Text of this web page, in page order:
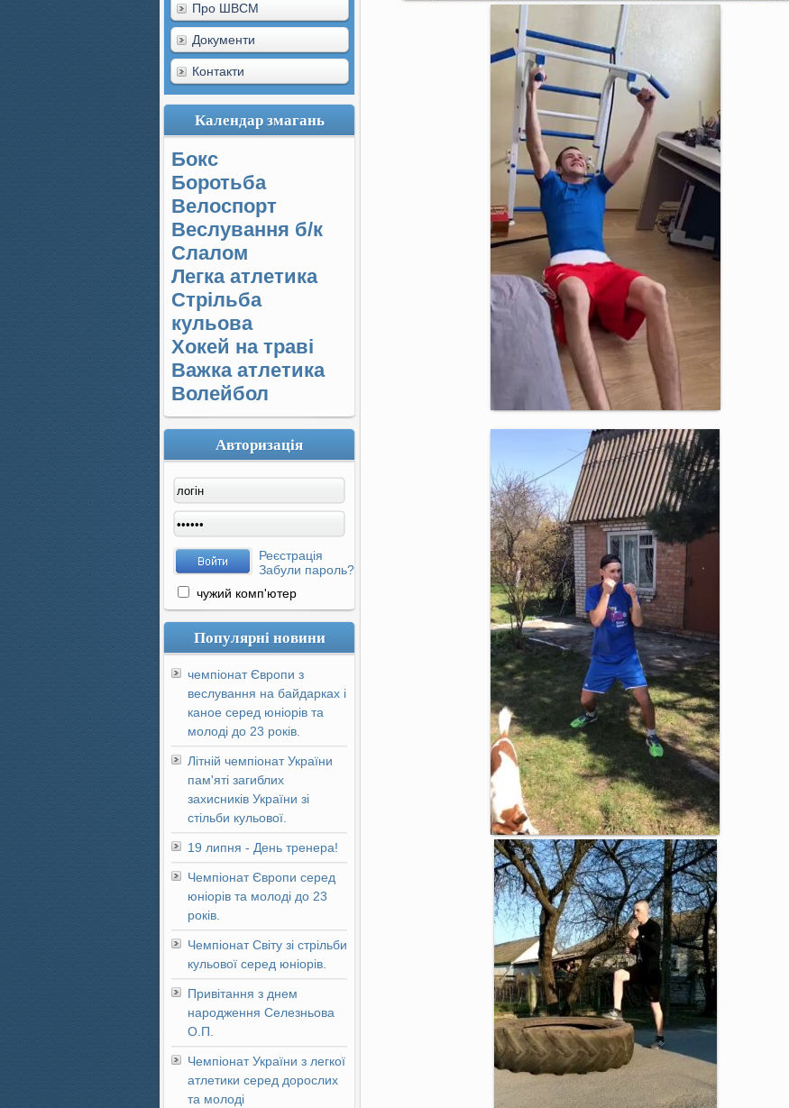
Про ШВСМ
Документи
Контакти
Календар змагань
Бокс
Боротьба
Велоспорт
Веслування б/к
Cлалом
Легка атлетика
Стрільба
кульова
Хокей на траві
Важка атлетика
Волейбол
Авторизація
Реєстрація
Забули пароль?
чужий комп'ютер
Популярні новини
чемпіонат Європи з
веслування на байдарках і
каное серед юніорів та
молоді до 23 років.
Літній чемпіонат України
пам'яті загиблих
захисників України зі
стільби кульової.
19 липня - День тренера!
Чемпіонат Європи серед
юніорів та молоді до 23
років.
Чемпіонат Світу зі стрільби
кульової серед юніорів.
Привітання з днем
народження Селезньова
О.П.
Чемпіонат України з легкої
атлетики серед дорослих
та молоді